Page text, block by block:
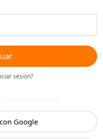
sesión?
Google